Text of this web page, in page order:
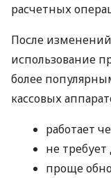
расчетных
После изменений
использование
более
кассовых
работает
не требует
проще